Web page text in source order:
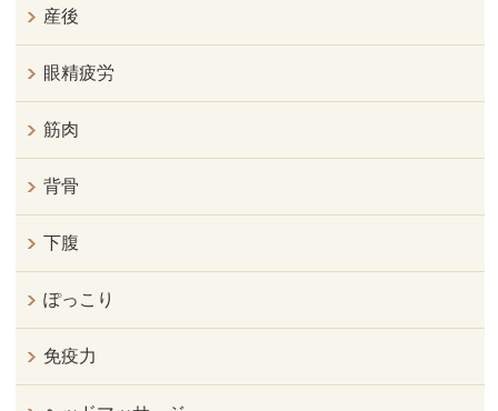
産後
眼精疲労
筋肉
背骨
下腹
ぽっこり
免疫力